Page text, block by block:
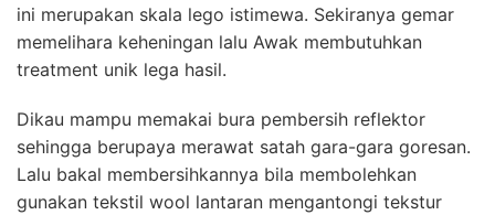
ini merupakan skala lego istimewa. Sekiranya gemar
memelihara keheningan lalu Awak membutuhkan
treatment unik lega hasil.
Dikau mampu memakai bura pembersih reflektor
sehingga berupaya merawat satah gara-gara goresan.
Lalu bakal membersihkannya bila membolehkan
gunakan tekstil wool lantaran mengantongi tekstur